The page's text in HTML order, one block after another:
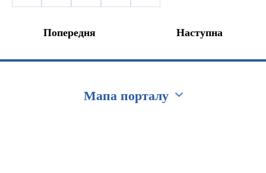
Попередня Наступна
Мапа порталу